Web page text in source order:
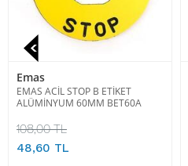
Emas
EMAS ACİL STOP B ETİKET
ALÜMİNYUM 60MM BET60A
108,00 TL
48,60 TL